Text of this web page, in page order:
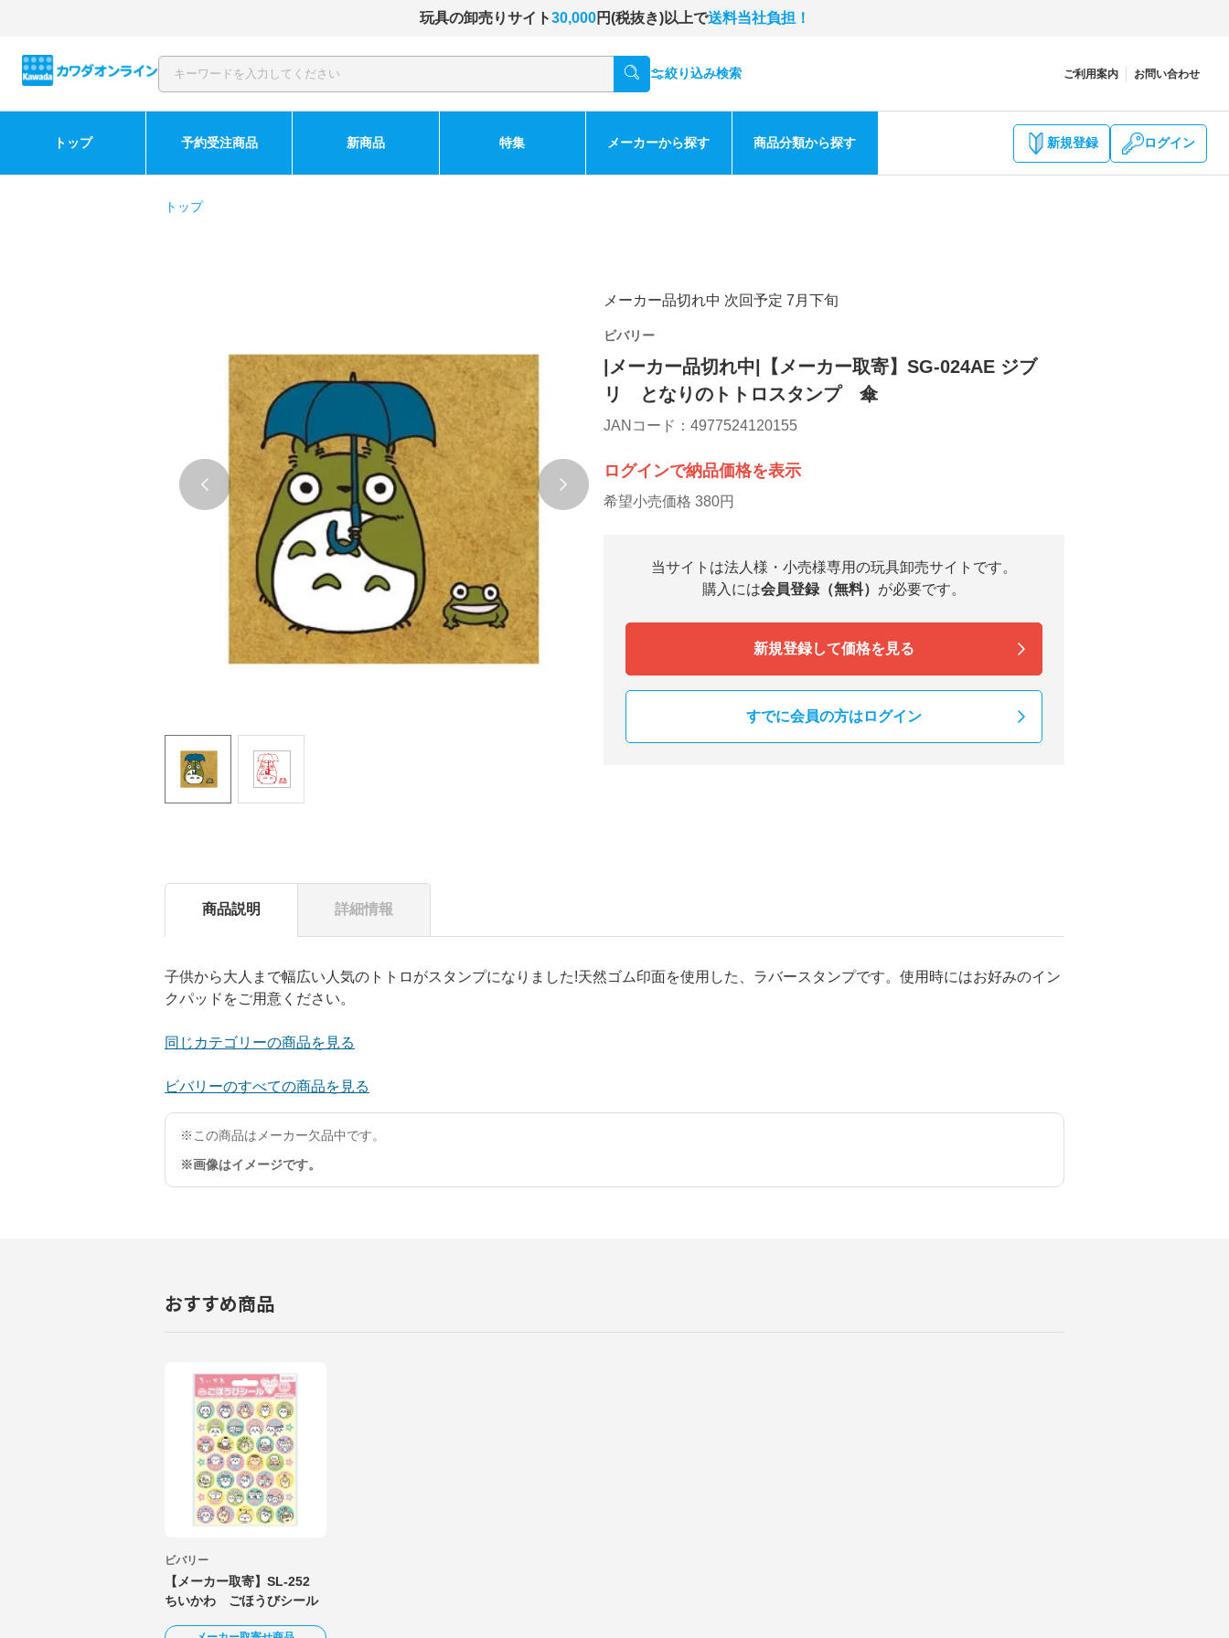
玩具の卸売りサイト30,000円(税抜き)以上で送料当社負担！
絞り込み検索 ご利用案内 お問い合わせ
トップ 予約受注商品 新商品 特集 メーカーから探す 商品分類から探す 新規登録 ログイン
トップ
メーカー品切れ中 次回予定 7月下旬
ビバリー
|メーカー品切れ中|【メーカー取寄】SG-024AE ジブ
リ となりのトトロスタンプ 傘
JANコード：4977524120155
ログインで納品価格を表示
希望小売価格 380円
当サイトは法人様・小売様専用の玩具卸売サイトです。
購入には会員登録（無料） が必要です。
新規登録して価格を見る
すでに会員の方はログイン
商品説明 詳細情報
子供から大人まで幅広い人気のトトロがスタンプになりました!天然ゴム印面を使用した、ラバースタンプです。使用時にはお好みのイン
クパッドをご用意ください。
同じカテゴリーの商品を見る
ビバリーのすべての商品を見る
※この商品はメーカー欠品中です。
※画像はイメージです。
おすすめ商品
ビバリー
【メーカー取寄】SL-252
ちいかわ ごほうびシール